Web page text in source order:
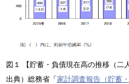
図１ 【貯蓄・負債現在高の推移（二
出典）総務省「家計調査報告（貯蓄